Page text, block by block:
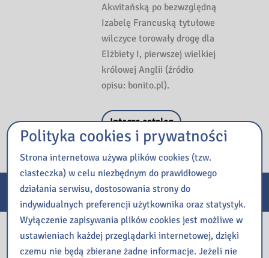
Akwitańską po bezwzględną
Izabelę Francuską tytułowe
wilczyce torowały drogę dla
Elżbiety I, pierwszej wielkiej
królowej Anglii (źródło
opisu: bonito.pl).
Integro catalog
E-usługi
Nasza biblioteka
Polityka cookies i prywatności
Strona internetowa używa plików cookies (tzw.
ciasteczka) w celu niezbędnym do prawidłowego
działania serwisu, dostosowania strony do
indywidualnych preferencji użytkownika oraz statystyk.
Wyłączenie zapisywania plików cookies jest możliwe w
ustawieniach każdej przeglądarki internetowej, dzięki
czemu nie będą zbierane żadne informacje. Jeżeli nie